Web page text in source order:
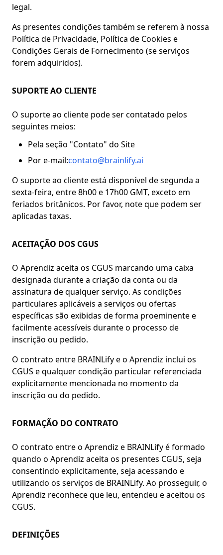
legal.
As presentes condições também se referem à nossa
Política de Privacidade, Política de Cookies e
Condições Gerais de Fornecimento (se serviços
forem adquiridos).
SUPORTE AO CLIENTE
O suporte ao cliente pode ser contatado pelos
seguintes meios:
Pela seção "Contato" do Site
Por e-mail:contato@brainlify.ai
O suporte ao cliente está disponível de segunda a
sexta-feira, entre 8h00 e 17h00 GMT, exceto em
feriados britânicos. Por favor, note que podem ser
aplicadas taxas.
ACEITAÇÃO DOS CGUS
O Aprendiz aceita os CGUS marcando uma caixa
designada durante a criação da conta ou da
assinatura de qualquer serviço. As condições
particulares aplicáveis a serviços ou ofertas
específicas são exibidas de forma proeminente e
facilmente acessíveis durante o processo de
inscrição ou pedido.
O contrato entre BRAINLify e o Aprendiz inclui os
CGUS e qualquer condição particular referenciada
explicitamente mencionada no momento da
inscrição ou do pedido.
FORMAÇÃO DO CONTRATO
O contrato entre o Aprendiz e BRAINLify é formado
quando o Aprendiz aceita os presentes CGUS, seja
consentindo explicitamente, seja acessando e
utilizando os serviços de BRAINLify. Ao prosseguir, o
Aprendiz reconhece que leu, entendeu e aceitou os
CGUS.
DEFINIÇÕES